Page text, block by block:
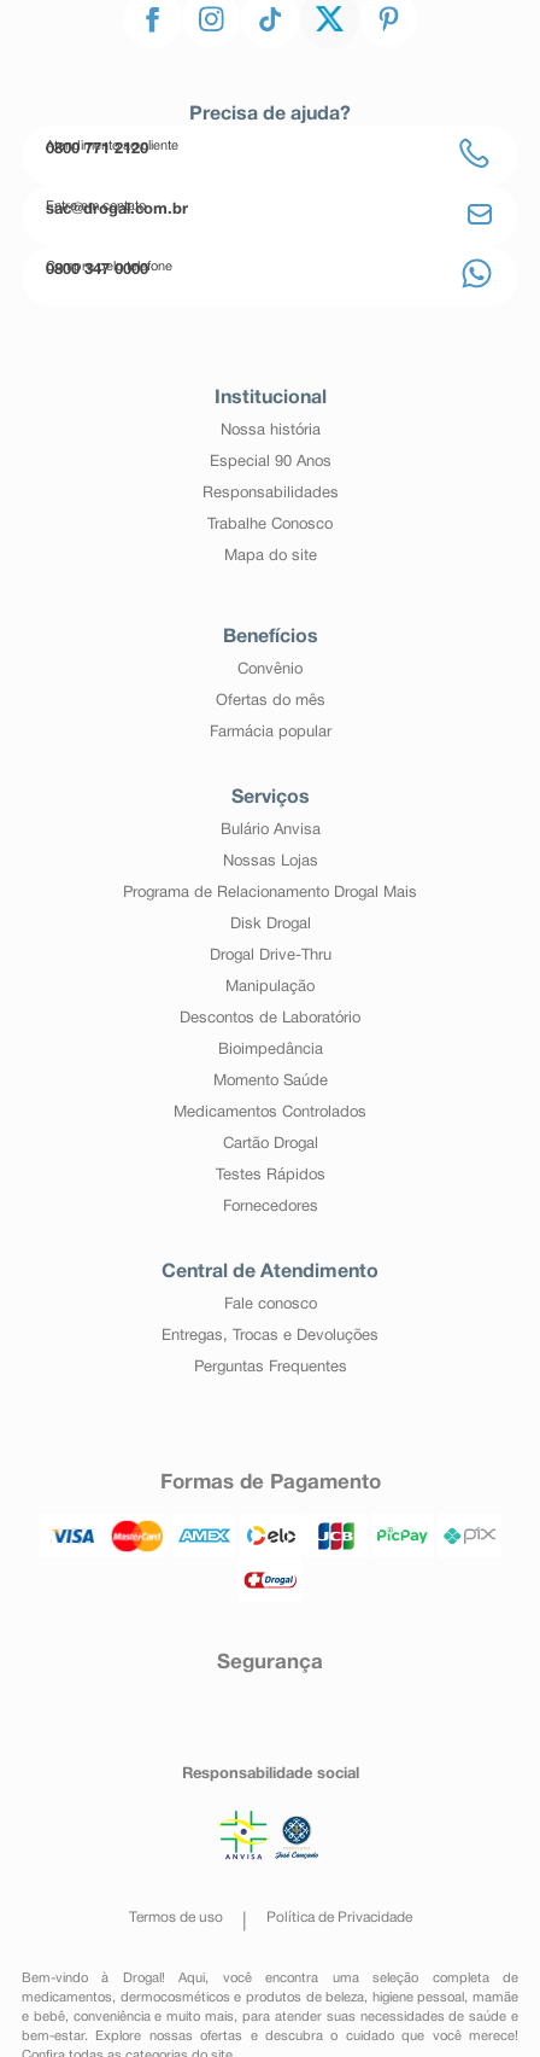
Precisa de ajuda?
Atendimento ao cliente
0800 771 2120
Entre em contato
sac@drogal.com.br
Compre pelo telefone
0800 347 0000
Institucional
Nossa história
Especial 90 Anos
Responsabilidades
Trabalhe Conosco
Mapa do site
Benefícios
Convênio
Ofertas do mês
Farmácia popular
Serviços
Bulário Anvisa
Nossas Lojas
Programa de Relacionamento Drogal Mais
Disk Drogal
Drogal Drive-Thru
Manipulação
Descontos de Laboratório
Bioimpedância
Momento Saúde
Medicamentos Controlados
Cartão Drogal
Testes Rápidos
Fornecedores
Central de Atendimento
Fale conosco
Entregas, Trocas e Devoluções
Perguntas Frequentes
Formas de Pagamento
Segurança
Responsabilidade social
Termos de uso Política de Privacidade
Bem-vindo à Drogal! Aqui, você encontra uma seleção completa de
medicamentos , dermocosméticos e produtos de beleza, higiene pessoal ,mamãe
e bebê, conveniênciae muito mais, para atender suas necessidades de saúde e
bem-estar. Explore nossas ofertas e descubra o cuidado que você merece!